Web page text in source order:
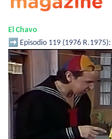
El Chavo
➡️ Episodio 119 (1976 R.1975):